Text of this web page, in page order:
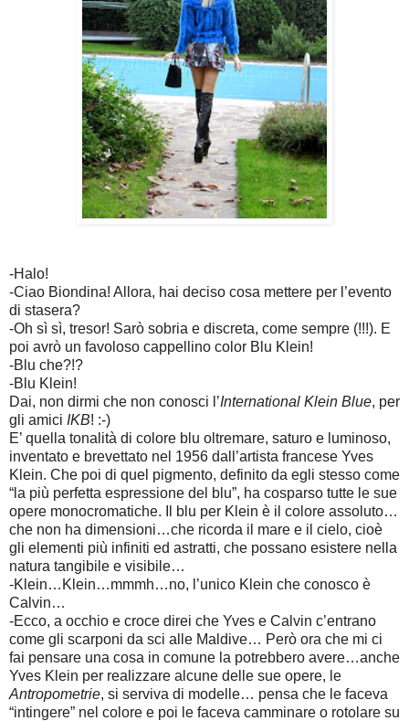
-Halo!
-Ciao Biondina! Allora, hai deciso cosa mettere per l’evento
di stasera?
-Oh sì sì, tresor! Sarò sobria e discreta, come sempre (!!!). E
poi avrò un favoloso cappellino color Blu Klein!
-Blu che?!?
-Blu Klein!
Dai, non dirmi che non conosci l’International Klein Blue, per
gli amici IKB! :-)
E’ quella tonalità di colore blu oltremare, saturo e luminoso,
inventato e brevettato nel 1956 dall’artista francese Yves
Klein. Che poi di quel pigmento, definito da egli stesso come
“la più perfetta espressione del blu”, ha cosparso tutte le sue
opere monocromatiche. Il blu per Klein è il colore assoluto…
che non ha dimensioni…che ricorda il mare e il cielo, cioè
gli elementi più infiniti ed astratti, che possano esistere nella
natura tangibile e visibile…
-Klein…Klein…mmmh…no, l’unico Klein che conosco è
Calvin…
-Ecco, a occhio e croce direi che Yves e Calvin c’entrano
come gli scarponi da sci alle Maldive… Però ora che mi ci
fai pensare una cosa in comune la potrebbero avere…anche
Yves Klein per realizzare alcune delle sue opere, le
Antropometrie, si serviva di modelle… pensa che le faceva
“intingere” nel colore e poi le faceva camminare o rotolare su